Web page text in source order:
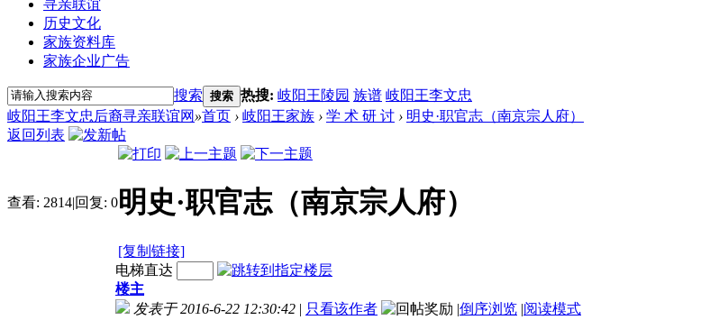
寻亲联谊
历史文化
家族资料库
家族企业广告
搜索 搜索 热搜: 岐阳王陵园 族谱 岐阳王李文忠
岐阳王李文忠后裔寻亲联谊网 »首页 › 岐阳王家族 › 学 术 研 讨 › 明史·职官志（南京宗人府）
返回列表
查看: 2814|回复: 0明史·职官志（南京宗人府）
[复制链接]
电梯直达
楼主
发表于 2016-6-22 12:30:42 | 只看该作者 |倒序浏览 |阅读模式